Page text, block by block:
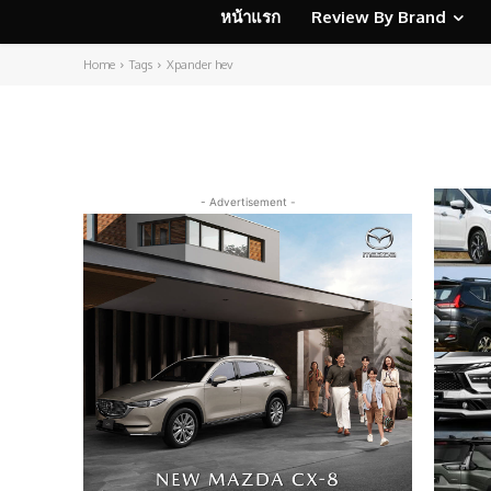
หน้าแรก Review By Brand
Home Tags Xpander hev
- Advertisement -